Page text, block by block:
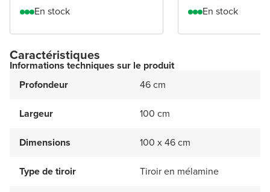
En stock En stock
Caractéristiques
Informations techniques sur le produit
Profondeur
46 cm
Largeur 100 cm
Dimensions 100 x 46 cm
Type de tiroir Tiroir en mélamine